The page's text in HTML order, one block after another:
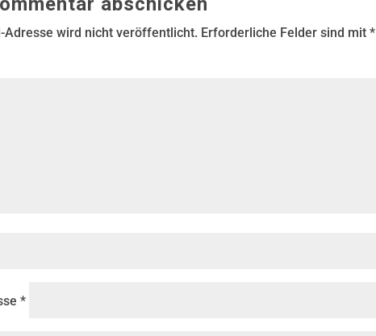
Adresse wird nicht veröffentlicht. Erforderliche Felder sind mit*
*